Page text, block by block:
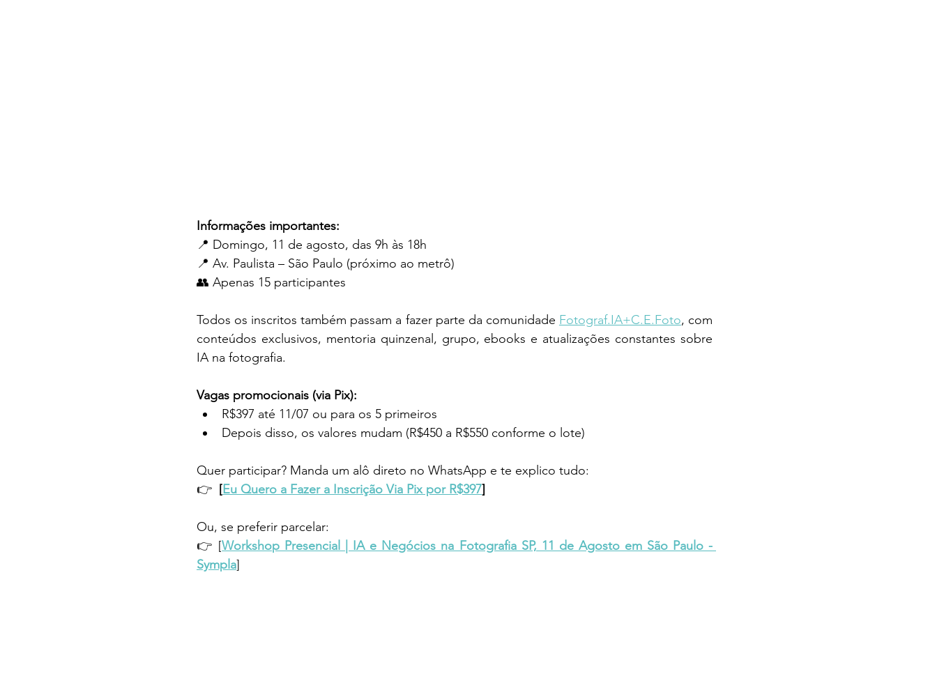
Informações importantes:
📍 Domingo, 11 de agosto, das 9h às 18h
📍 Av. Paulista – São Paulo (próximo ao metrô)
👥 Apenas 15 participantes
Todos os inscritos também passam a fazer parte da comunidade Fotograf.IA+C.E.Foto, com
conteúdos exclusivos, mentoria quinzenal, grupo, ebooks e atualizações constantes sobre
IA na fotografia.
Vagas promocionais (via Pix):
R$397 até 11/07 ou para os 5 primeiros
Depois disso, os valores mudam (R$450 a R$550 conforme o lote)
Quer participar? Manda um alô direto no WhatsApp e te explico tudo:
👉 [Eu Quero a Fazer a Inscrição Via Pix por R$397]
Ou, se preferir parcelar:
👉 [Workshop Presencial | IA e Negócios na Fotografia SP, 11 de Agosto em São Paulo -
Sympla]